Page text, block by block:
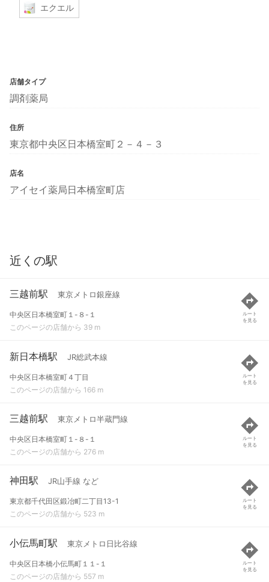
エクエル
店舗タイプ
調剤薬局
住所
東京都中央区日本橋室町２－４－３
店名
アイセイ薬局日本橋室町店
近くの駅
三越前駅 東京メトロ銀座線
中央区日本橋室町１-８-１
このページの店舗から 39 m
ルート
を見る
新日本橋駅 JR総武本線
中央区日本橋室町４丁目
このページの店舗から 166 m
ルート
を見る
三越前駅 東京メトロ半蔵門線
中央区日本橋室町１-８-１
このページの店舗から 276 m
ルート
を見る
神田駅 JR山手線 など
東京都千代田区鍛冶町二丁目13-1
このページの店舗から 523 m
ルート
を見る
小伝馬町駅 東京メトロ日比谷線
中央区日本橋小伝馬町１１-１
このページの店舗から 557 m
ルート
を見る